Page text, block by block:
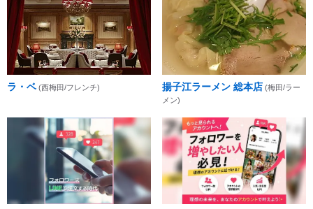
ラ・ベ (西梅田/フレンチ) 揚子江ラーメン 総本店 (梅田/ラー
メン)